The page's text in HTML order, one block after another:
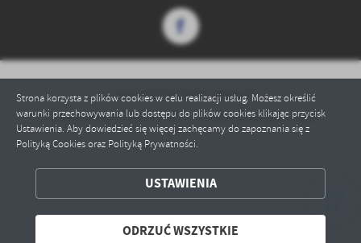
Strona korzysta z plików cookies w celu realizacji usług. Możesz określić
warunki przechowywania lub dostępu do plików cookies klikając przycisk
Ustawienia. Aby dowiedzieć się więcej zachęcamy do zapoznania się z
Polityką Cookies oraz Polityką Prywatności.
USTAWIENIA
ODRZUĆ WSZYSTKIE
ZAPISZ WYBRANE
ODRZUĆ WSZYSTKIE
Copyright by bssierakow.pl
Powered by2ClickPortal® - Portale nowej generacji